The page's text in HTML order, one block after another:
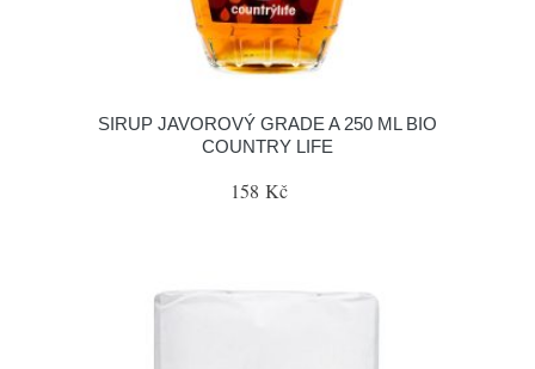
SIRUP JAVOROVÝ GRADE A 250 ML BIO
COUNTRY LIFE
158 Kč